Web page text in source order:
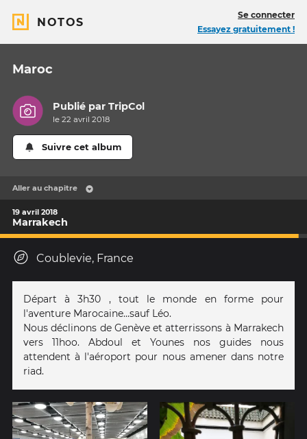
NOTOS
Se connecter
Essayez gratuitement !
Maroc
Publié parTripCol
le 22 avril 2018
Suivre cet album
Aller au chapitre
19 avril 2018
Marrakech
Coublevie, France
Départ à 3h30 , tout le monde en forme pour
l'aventure Marocaine...sauf Léo.
Nous déclinons de Genève et atterrissons à Marrakech
vers 11hoo. Abdoul et Younes nos guides nous
attendent à l'aéroport pour nous amener dans notre
riad.